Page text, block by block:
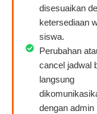
disesuaikan
ketersediaan
siswa.
Perubahan
cancel jadwal
langsung
dengan admin